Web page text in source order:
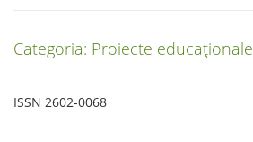
Categoria: Proiecte educaționale
ISSN 2602-0068